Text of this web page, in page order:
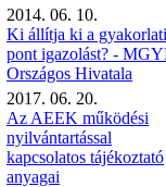
2014. 06. 10.
Ki állítja ki a gyakorlati
pont igazolást? -
Országos Hivatala
2017. 06. 20.
Az AEEK működési
nyilvántartással
kapcsolatos tájékoztató
anyagai